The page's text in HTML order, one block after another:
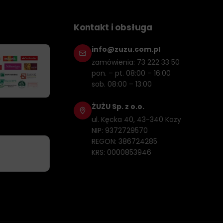
wpływ na wydłużenie okresów pomiędzy
się zanieczyszczeń oraz osadów wewnątrz silnika,
w dziedzinie technologii silnikowej, w tym z
najlepszą możliwą ochronę i jest w pełni
że ich pojazdy są utrzymane w nienagannej kondycji,
Kontakt i obsługa
info@zuzu.com.pl
zamówienia: 73 222 33 50
pon. – pt. 08:00 – 16:00
sob. 08:00 – 13:00
ŻUŻU Sp. z o.o.
ul. Kęcka 40, 43-340 Kozy
NIP: 9372729570
REGON: 386724285
KRS: 0000853946